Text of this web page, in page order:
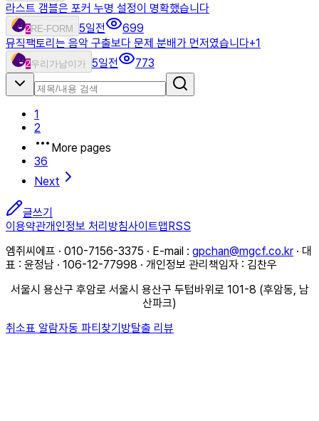
라스트 갬블은 포커 누명 설정이 명확했습니다
2RE-FORM 5일전
699
뮤직팩토리는 음악 구출보다 문제 분배가 먼저였습니다+1
2우리가남이가 5일전 773
1
2
More pages
36
Next
글쓰기
이용약관개인정보 처리방침사이트맵 RSS
엠쥐씨에프 · 010-7156-3375 · E-mail : gpchan@mgcf.co.kr · 대
표 : 윤정남 · 106-12-77998 · 개인정보 관리책임자 : 김찬우
서울시 용산구 후암로 서울시 용산구 두텁바위로 101-8 (후암동, 남
산파크)
취소표 알람자동 파티찾기 방탈출 리뷰